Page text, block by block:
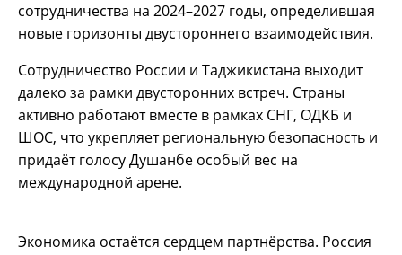
сотрудничества на 2024–2027 годы, определившая
новые горизонты двустороннего взаимодействия.
Сотрудничество России и Таджикистана выходит
далеко за рамки двусторонних встреч. Страны
активно работают вместе в рамках СНГ, ОДКБ и
ШОС, что укрепляет региональную безопасность и
придаёт голосу Душанбе особый вес на
международной арене.
Экономика остаётся сердцем партнёрства. Россия